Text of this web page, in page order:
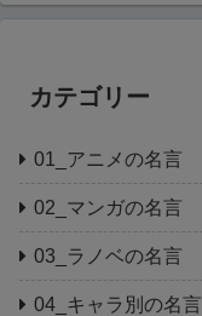
カテゴリー
01_アニメの名言
02_マンガの名言
03_ラノベの名言
04_キャラ別の名言